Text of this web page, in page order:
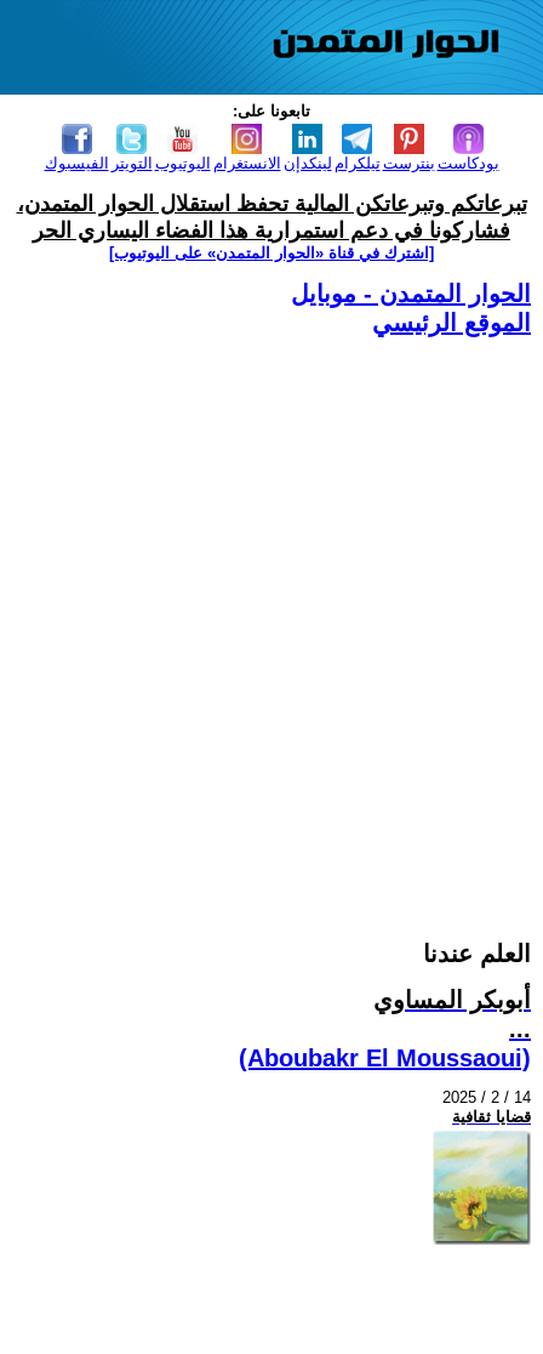
تابعونا على:
الفيسبوك التويتر اليوتيوب الانستغرام لينكدإن تيلكرامبنترست بودكاست
تبرعاتكم وتبرعاتكن المالية تحفظ استقلال الحوار المتمدن،
فشاركونا في دعم استمرارية هذا الفضاء اليساري الحر
[اشترك في قناة ‫«الحوار المتمدن» على اليوتيوب]
الحوار المتمدن - موبايل
الموقع الرئيسي
العلم عندنا
أبوبكر المساوي
...
(Aboubakr El Moussaoui)
2025 / 2 / 14
قضايا ثقافية